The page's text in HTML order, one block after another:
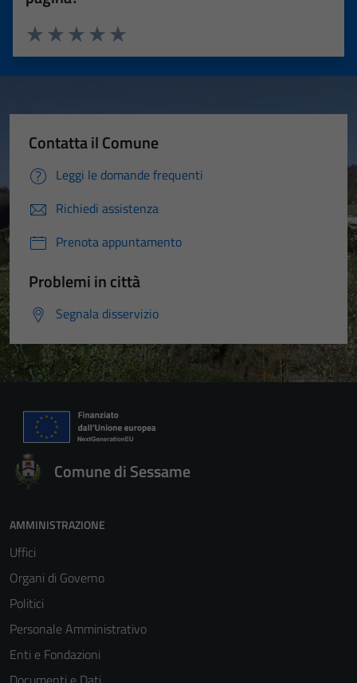
Valuta 5 stelle su 5
Valuta 4 stelle su 5
Valuta 3 stelle su 5
Valuta 2 stelle su 5
Valuta 1 stelle su 5
Contatta il Comune
Leggi le domande frequenti
Richiedi assistenza
Prenota appuntamento
Problemi in città
Segnala disservizio
Comune di Sessame
AMMINISTRAZIONE
Uffici
Organi di Governo
Politici
Personale Amministrativo
Enti e Fondazioni